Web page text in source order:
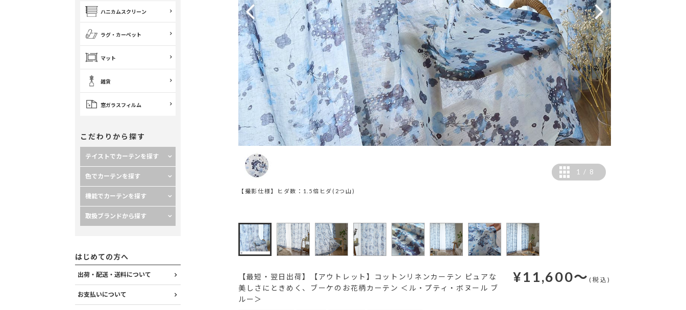
ハニカムスクリーン
ラグ・カーペット
マット
雑貨
窓ガラスフィルム
こだわりから探す
テイストでカーテンを探す
色でカーテンを探す
機能でカーテンを探す
取扱ブランドから探す
はじめての方へ
出荷・配送・送料について
お支払いについて
【撮影仕様】ヒダ数：1.5倍ヒダ(2つ山)
1 / 8
【最短・翌日出荷】【アウトレット】コットンリネンカーテン ピュアな
美しさにときめく、ブーケのお花柄カーテン ＜ル・プティ・ボヌール ブ
ルー＞
¥11,600～(税込)